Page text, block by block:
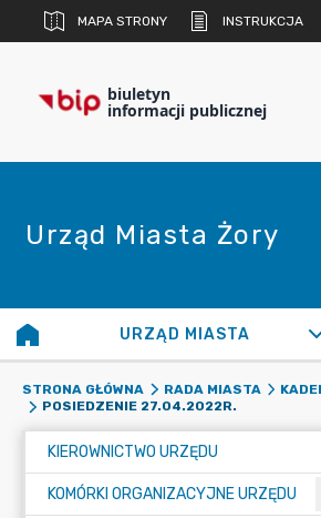
MAPA STRONY INSTRUKCJA
biuletyn
informacji publicznej
Urząd Miasta Żory
URZĄD MIASTA
STRONA GŁÓWNA RADA MIASTA
POSIEDZENIE 27.04.2022R.
KIEROWNICTWO URZĘDU
KOMÓRKI ORGANIZACYJNE URZĘDU